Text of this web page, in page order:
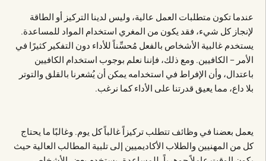
عندما تكون متطلبات العمل عالية، وليس لدينا التركيز أو الطاقة
لإنجاز كل شيء، فقد يكون من المغري استخدام المواد للمساعدة.
يستخدم غالبية الأشخاص بالفعل مُحسِّناً للأداء دون التفكير كثيرًا في
الأمر – الكافيين. ومع ذلك، فإننا نعلم بوجوب استخدام الكافيين
باعتدال، وأن الإفراط في استخدامه يمكن أن يُشعرنا بالقلق والتوتر
بلا داع، مما يعيق قدرتنا على الأداء كما نرغب.
يعمل بعضنا في وظائف تتطلب تركيزاً غالباً كل يوم. وغالبًا ما يحتاج
كل من المهنيين والطلاب الأكاديميين إلى تلبية المطالب العالية حيث